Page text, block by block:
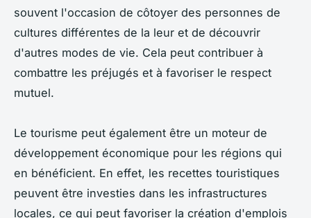
souvent l'occasion de côtoyer des personnes de
cultures différentes de la leur et de découvrir
d'autres modes de vie. Cela peut contribuer à
combattre les préjugés et à favoriser le respect
mutuel.
Le tourisme peut également être un moteur de
développement économique pour les régions qui
en bénéficient. En effet, les recettes touristiques
peuvent être investies dans les infrastructures
locales, ce qui peut favoriser la création d'emplois